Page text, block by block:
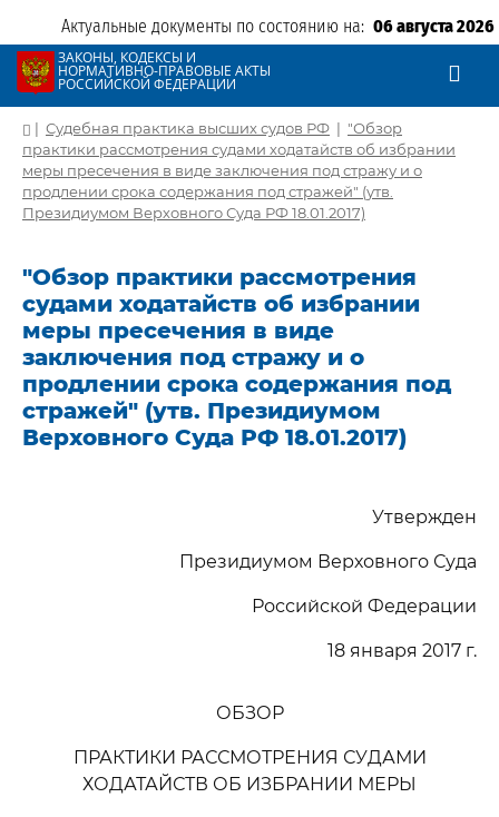
Актуальные документы по состоянию на: 06 августа 2026
ЗАКОНЫ, КОДЕКСЫ И
НОРМАТИВНО-ПРАВОВЫЕ АКТЫ
РОССИЙСКОЙ ФЕДЕРАЦИИ
| Судебная практика высших судов РФ | "Обзор
практики рассмотрения судами ходатайств об избрании
меры пресечения в виде заключения под стражу и о
продлении срока содержания под стражей" (утв.
Президиумом Верховного Суда РФ 18.01.2017)
"Обзор практики рассмотрения
судами ходатайств об избрании
меры пресечения в виде
заключения под стражу и о
продлении срока содержания под
стражей" (утв. Президиумом
Верховного Суда РФ 18.01.2017)
Утвержден
Президиумом Верховного Суда
Российской Федерации
18 января 2017 г.
ОБЗОР
ПРАКТИКИ РАССМОТРЕНИЯ СУДАМИ
ХОДАТАЙСТВ ОБ ИЗБРАНИИ МЕРЫ